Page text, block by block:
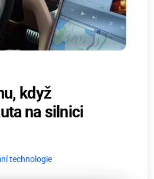
když
na silnici
technologie